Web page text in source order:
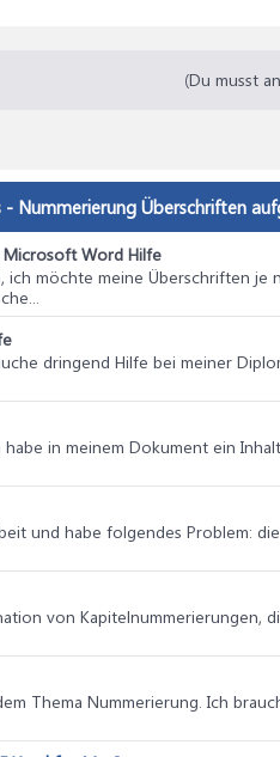
(Du musst
Nummerierung Überschriften
Microsoft Word Hilfe
ich möchte meine Überschriften
dringend Hilfe bei meiner
in meinem Dokument ein
und habe folgendes Problem:
von Kapitelnummerierungen,
Thema Nummerierung. Ich